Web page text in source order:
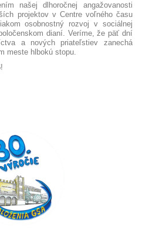
našej dlhoročnej angažovanosti
projektov v Centre voľného času
osobnostný rozvoj v sociálnej
dianí. Veríme, že päť dní
a nových priateľstiev zanechá
meste hlbokú stopu.